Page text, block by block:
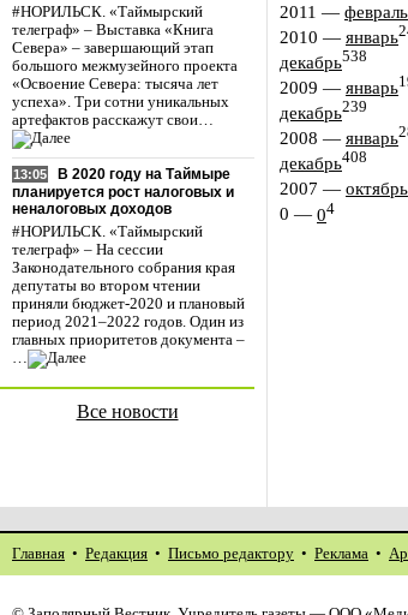
#НОРИЛЬСК. «Таймырский
телеграф» – Выставка «Книга
Севера» – завершающий этап
большого межмузейного проекта
«Освоение Севера: тысяча лет
успеха». Три сотни уникальных
артефактов расскажут свои…
13:05
В 2020 году на Таймыре
планируется рост налоговых и
неналоговых доходов
#НОРИЛЬСК. «Таймырский
телеграф» – На сессии
Законодательного собрания края
депутаты во втором чтении
приняли бюджет-2020 и плановый
период 2021–2022 годов. Один из
главных приоритетов документа –
…
Все новости
2011 — февраль
2010 — январь
декабрь538
2009 — январь
декабрь239
2008 — январь
декабрь408
2007 — октябрь
0 — 04
Главная • Редакция • Письмо редактору • Реклама •